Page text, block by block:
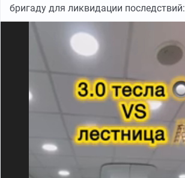
бригаду для ликвидации последствий: